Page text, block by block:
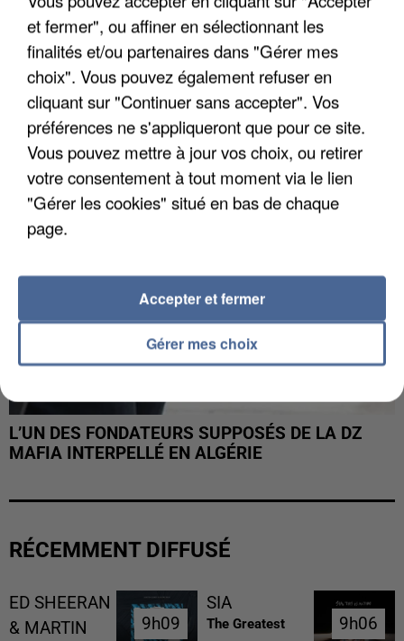
APRÈS TOUTES CES CANICULES, LES REFUGES
DE FAUNE SAUVAGE SONT...
L’UN DES FONDATEURS SUPPOSÉS DE LA DZ
MAFIA INTERPELLÉ EN ALGÉRIE
RÉCEMMENT DIFFUSÉ
ED SHEERAN
& MARTIN
9h09
9h09
SIA
The Greatest 9h06
9h06
et fermer", ou affiner en sélectionnant les
finalités et/ou partenaires dans "Gérer mes
choix". Vous pouvez également refuser en
cliquant sur "Continuer sans accepter". Vos
préférences ne s'appliqueront que pour ce site.
Vous pouvez mettre à jour vos choix, ou retirer
votre consentement à tout moment via le lien
"Gérer les cookies" situé en bas de chaque
page.
Gérer mes choix
Accepter et fermer